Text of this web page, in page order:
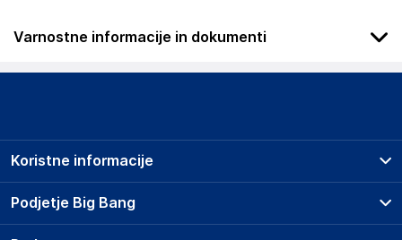
Varnostne informacije in dokumenti
Podatki o proizvajalcu
Dovema
Francija
Podjetje Big Bang
O podjetju
Koristne informacije
Prodajna mesta